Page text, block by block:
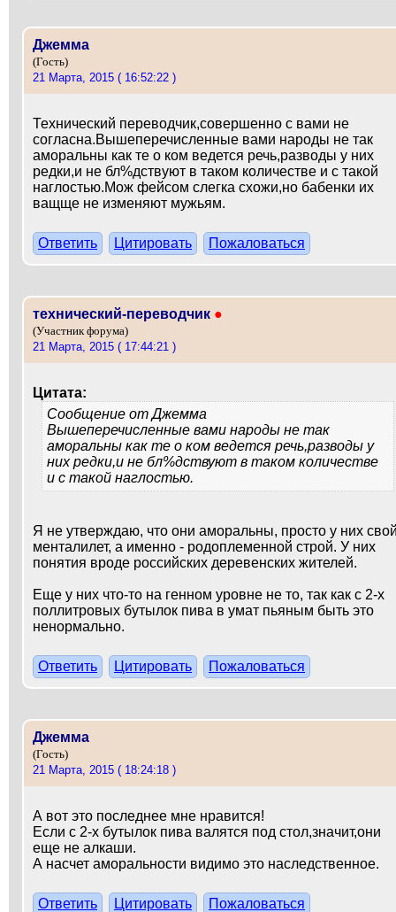
Джемма
(Гость)
21 Марта, 2015 ( 16:52:22 )
Технический переводчик,совершенно с вами не
согласна.Вышеперечисленные вами народы не так
аморальны как те о ком ведется речь,разводы у них
редки,и не бл%дствуют в таком количестве и с такой
наглостью.Мож фейсом слегка схожи,но бабенки их
ващще не изменяют мужьям.
Ответить Цитировать Пожаловаться
технический-переводчик ●
(Участник форума)
21 Марта, 2015 ( 17:44:21 )
Цитата:
Сообщение отДжемма
Вышеперечисленные вами народы не так
аморальны как те о ком ведется речь,разводы у
них редки,и не бл%дствуют в таком количестве
и с такой наглостью.
Я не утверждаю, что они аморальны, просто у них
менталилет, а именно - родоплеменной строй. У них
понятия вроде российских деревенских жителей.
Еще у них что-то на генном уровне не то, так как с 2-х
поллитровых бутылок пива в умат пьяным быть это
ненормально.
Ответить Цитировать Пожаловаться
Джемма
(Гость)
21 Марта, 2015 ( 18:24:18 )
А вот это последнее мне нравится!
Если с 2-х бутылок пива валятся под стол,значит,они
еще не алкаши.
А насчет аморальности видимо это наследственное.
Ответить Цитировать Пожаловаться